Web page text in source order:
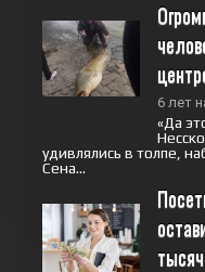
6 лет
«Да
удивлялись в толпе,
Сена...